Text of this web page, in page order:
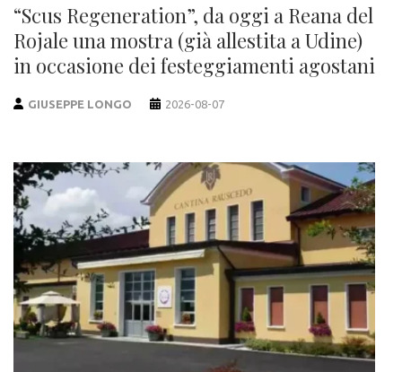
“Scus Regeneration”, da oggi a Reana del
Rojale una mostra (già allestita a Udine)
in occasione dei festeggiamenti agostani
GIUSEPPE LONGO 2026-08-07